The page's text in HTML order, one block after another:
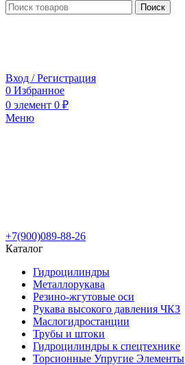
Поиск
Вход / Регистрация
0 Избранное
0 элемент 0 ₽
Меню
+7(900)089-88-26
Каталог
Гидроцилиндры
Металлорукава
Резино-жгутовые оси
Рукава высокого давления ЧКЗ
Маслогидростанции
Трубы и штоки
Гидроцилиндры к спецтехнике
Торсионные Упругие Элементы